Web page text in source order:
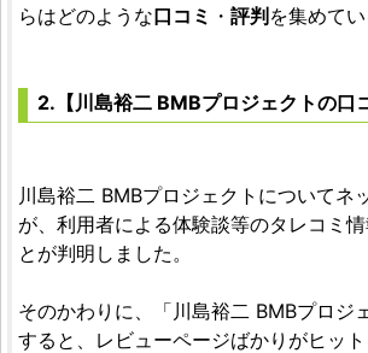
らはどのような口コミ ・ 評判 を集めて
2.【川島裕二 BMBプロジェクトの口
川島裕二 BMBプロジェクトについてネ
が、利用者による体験談等のタレコミ
とが判明しました。
そのかわりに、「川島裕二 BMBプロジ
すると、レビューページばかりがヒット